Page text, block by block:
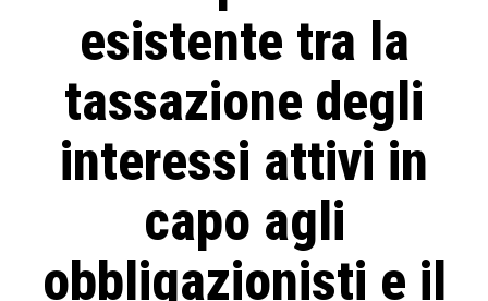
esistente tra la
tassazione degli
interessi attivi in
capo agli
obbligazionisti e il